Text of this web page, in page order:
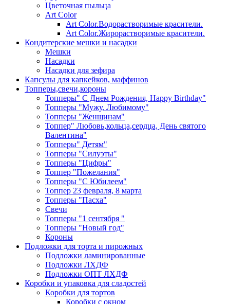
Цветочная пыльца
Art Color
Art Color.Водорастворимые красители.
Art Color.Жирорастворимые красители.
Кондитерские мешки и насадки
Мешки
Насадки
Насадки для зефира
Капсулы для капкейков, маффинов
Топперы,свечи,короны
Топперы" С Днем Рождения, Happy Birthday"
Топперы "Мужу, Любимому"
Топперы "Женщинам"
Топпер" Любовь,кольца,сердца, День святого
Валентина"
Топперы" Детям"
Топперы "Силуэты"
Топперы "Цифры"
Топпер "Пожелания"
Топперы "С Юбилеем"
Топпер 23 февраля, 8 марта
Топперы "Пасха"
Свечи
Топперы "1 сентября "
Топперы "Новый год"
Короны
Подложки для торта и пирожных
Подложки ламинированные
Подложки ЛХДФ
Подложки ОПТ ЛХДФ
Коробки и упаковка для сладостей
Коробки для тортов
Коробки с окном